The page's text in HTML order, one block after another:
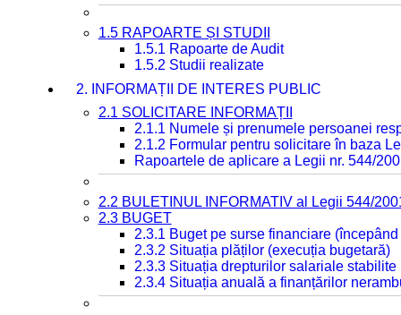
1.5 RAPOARTE ȘI STUDII
1.5.1 Rapoarte de Audit
1.5.2 Studii realizate
2. INFORMAȚII DE INTERES PUBLIC
2.1 SOLICITARE INFORMAȚII
2.1.1 Numele și prenumele persoanei
2.1.2 Formular pentru solicitare în baza
Rapoartele de aplicare a Legii nr. 544/
2.2 BULETINUL INFORMATIV al Legii 544/
2.3 BUGET
2.3.1 Buget pe surse financiare
2.3.2 Situația plăților (execuția bugetară)
2.3.3 Situația drepturilor salariale
2.3.4 Situația anuală a finanțărilor